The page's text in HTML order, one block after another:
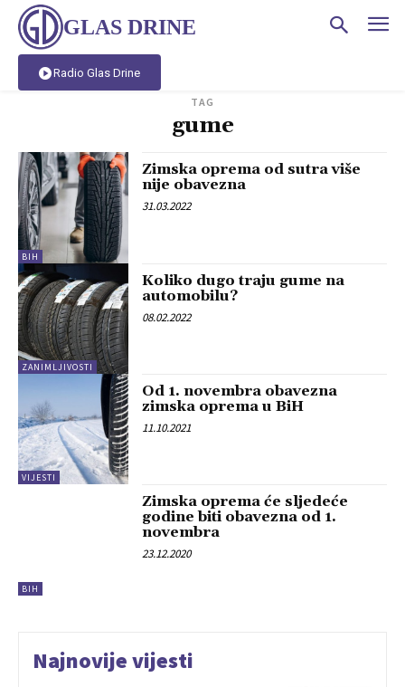
GLAS DRINE
Radio Glas Drine
TAG
gume
BIH
Zimska oprema od sutra više
nije obavezna
31.03.2022
ZANIMLJIVOSTI
Koliko dugo traju gume na
automobilu?
08.02.2022
VIJESTI
Od 1. novembra obavezna
zimska oprema u BiH
11.10.2021
BIH
Zimska oprema će sljedeće
godine biti obavezna od 1.
novembra
23.12.2020
Najnovije vijesti